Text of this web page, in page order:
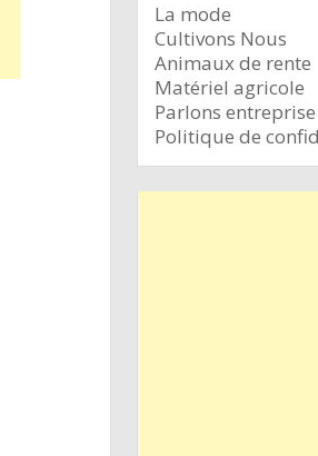
La mode
Cultivons Nous
Animaux de rente
Matériel agricole
Parlons entreprise
Politique de